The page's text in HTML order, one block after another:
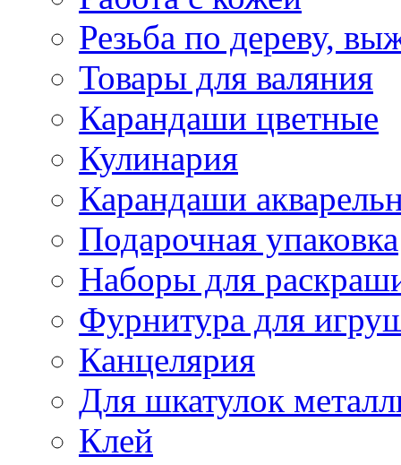
Резьба по дереву,
Товары для валяния
Карандаши цветные
Кулинария
Карандаши
Подарочная упаковка
Наборы для
Фурнитура для
Канцелярия
Для шкатулок
Клей